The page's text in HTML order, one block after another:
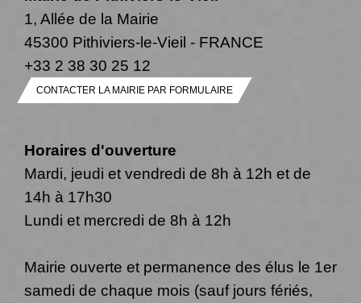
1, Allée de la Mairie
45300 Pithiviers-le-Vieil - FRANCE
+33 2 38 30 25 12
CONTACTER LA MAIRIE PAR FORMULAIRE
Horaires d'ouverture
Mardi, jeudi et vendredi de 8h à 12h et de
14h à 17h30
Lundi et mercredi de 8h à 12h
Mairie ouverte et permanence des élus le 1er
samedi de chaque mois (sauf jours fériés,